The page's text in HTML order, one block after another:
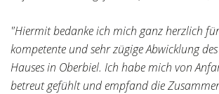
"Hiermit bedanke ich mich ganz herzlich
kompetente und sehr zügige Abwicklung
Hauses in Oberbiel. Ich habe mich von
betreut gefühlt und empfand die